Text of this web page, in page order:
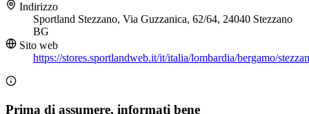
Indirizzo
Sportland Stezzano, Via Guzzanica, 62/64, 24040 Stezzano
BG
Sito web
https://stores.sportlandweb.it/it/italia/lombardia/bergamo/
Prima di assumere, informati bene